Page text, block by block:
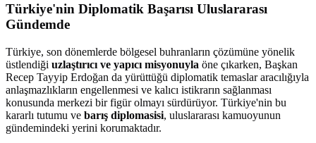
Türkiye'nin Diplomatik Başarısı Uluslararası
Gündemde
Türkiye, son dönemlerde bölgesel buhranların çözümüne yönelik
üstlendiği uzlaştırıcı ve yapıcı misyonuyla öne çıkarken, Başkan
Recep Tayyip Erdoğan da yürüttüğü diplomatik temaslar aracılığıyla
anlaşmazlıkların engellenmesi ve kalıcı istikrarın sağlanması
konusunda merkezi bir figür olmayı sürdürüyor. Türkiye'nin bu
kararlı tutumu ve barış diplomasisi, uluslararası kamuoyunun
gündemindeki yerini korumaktadır.